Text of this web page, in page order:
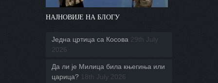
НАЈНОВИЈЕ НА БЛОГУ
Једна цртица са Косова 29th July
2026
Да ли је Милица била књегиња или
царица? 18th July 2026